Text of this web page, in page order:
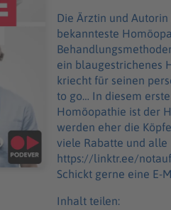
Die Ärztin und
bekannteste
ein blaugestrichenes
kriecht für seinen
to go… In diesem
Homöopathie ist der
werden eher die Köpfe
viele Rabatte und alle
https://linktr.ee/notaufnahme Ihr möchtet Werbung in
Schickt gerne eine E-
Inhalt teilen: